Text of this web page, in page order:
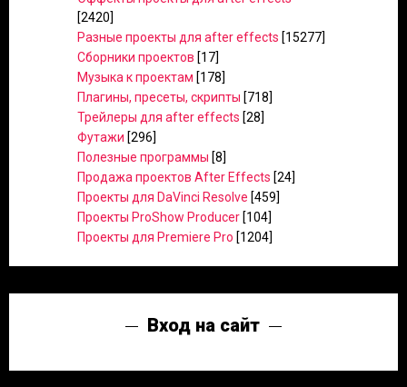
[2420]
Разные проекты для after effects [15277]
Сборники проектов [17]
Музыка к проектам [178]
Плагины, пресеты, скрипты [718]
Трейлеры для after effects [28]
Футажи [296]
Полезные программы [8]
Продажа проектов After Effects [24]
Проекты для DaVinci Resolve [459]
Проекты ProShow Producer [104]
Проекты для Premiere Pro [1204]
Вход на сайт